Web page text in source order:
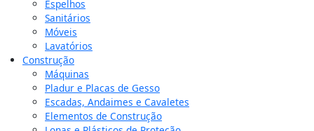
Espelhos
Sanitários
Móveis
Lavatórios
Construção
Máquinas
Pladur e Placas de Gesso
Escadas, Andaimes e Cavaletes
Elementos de Construção